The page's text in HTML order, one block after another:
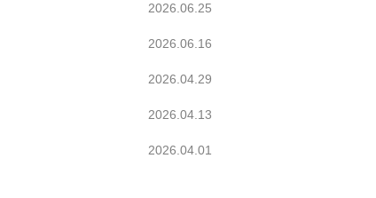
2026.06.25
2026.06.16
2026.04.29
2026.04.13
2026.04.01